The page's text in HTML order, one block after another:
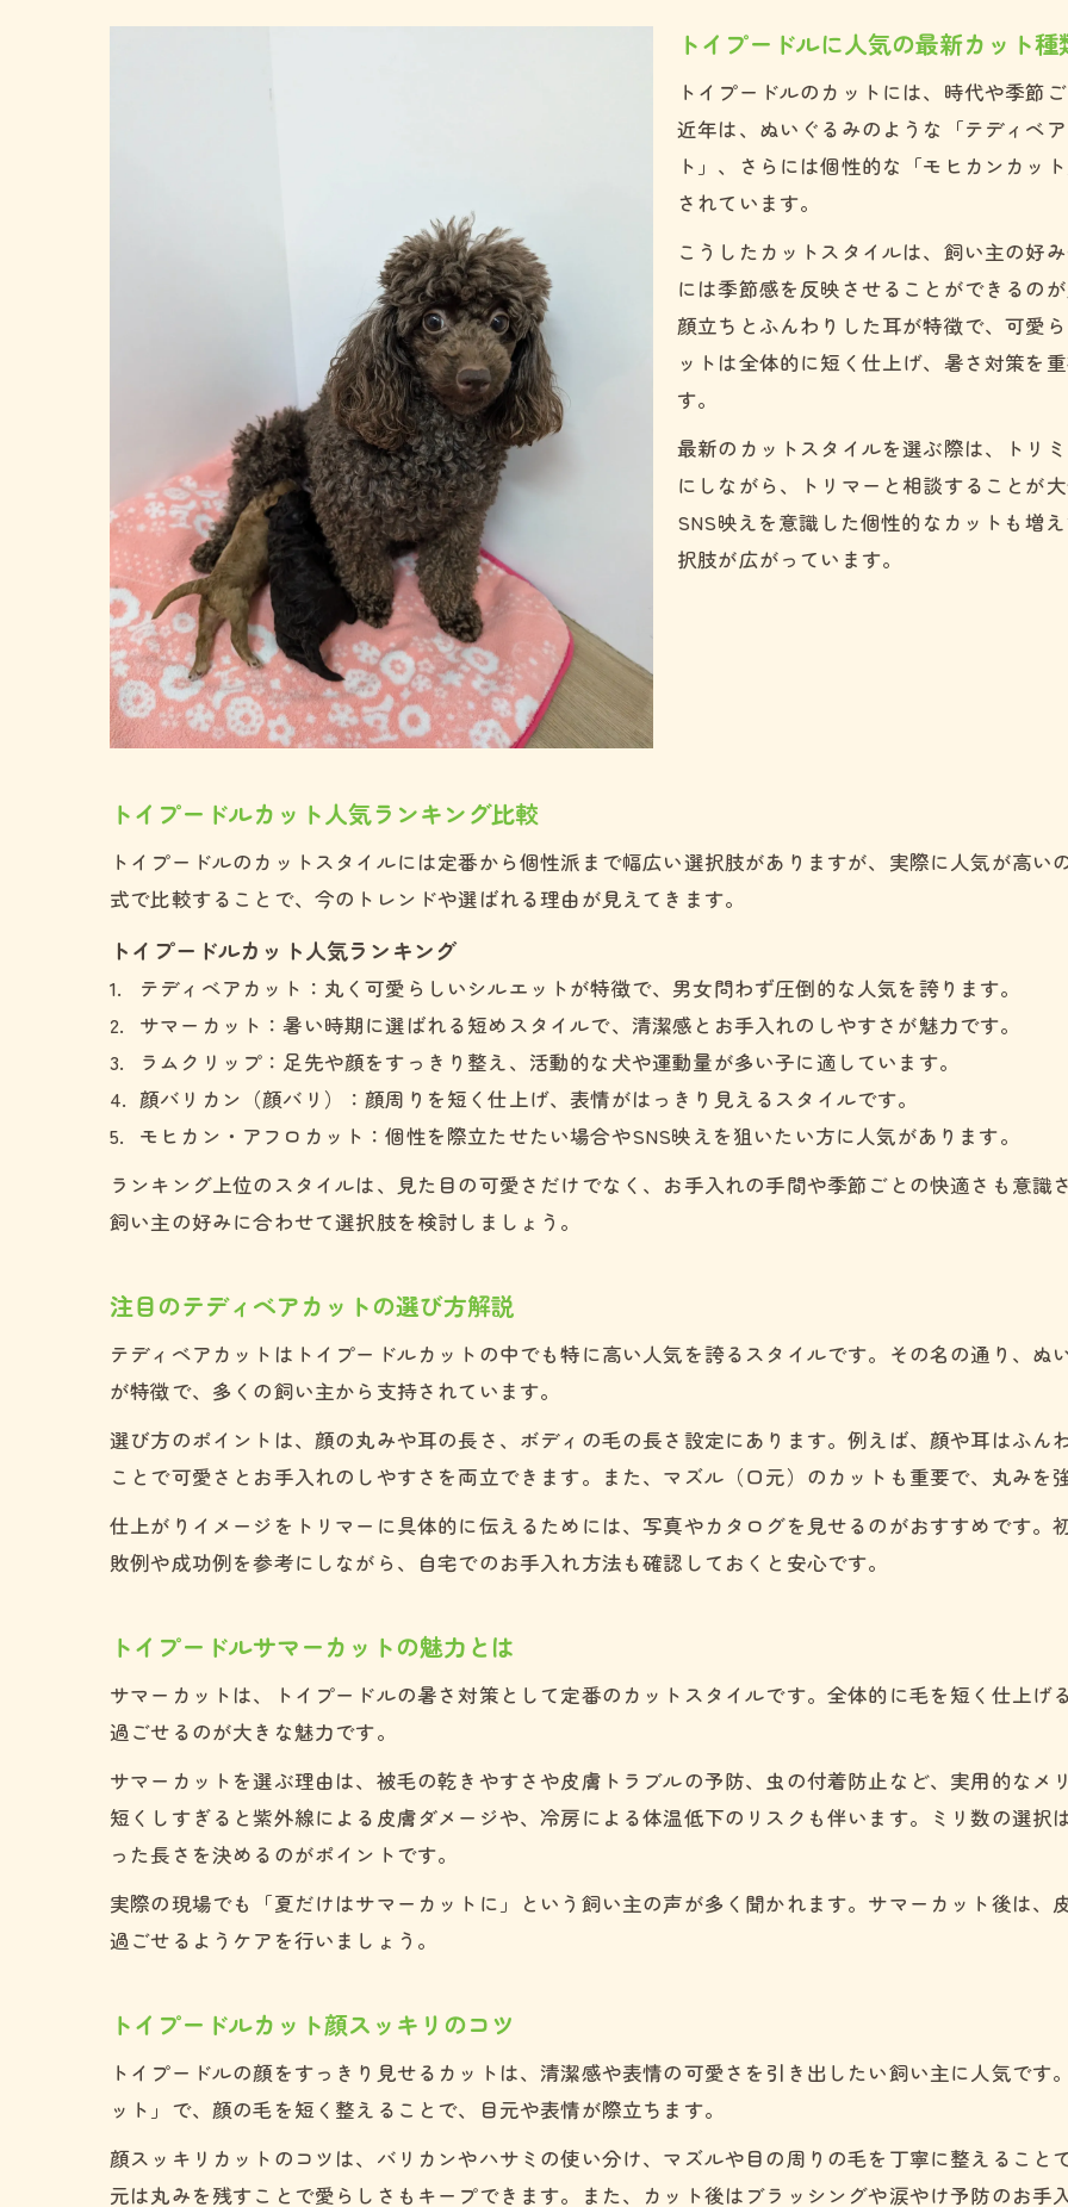
モヒカンやアフロなど個性派スタイル集
SNS映えするトイプードルカット紹介
トイプードルの顔カット種類で選ぶ楽しみ
顔スッキリも秋冬向きも楽しめる方法
秋冬におすすめのトイプードルカット
トイプードルカット秋冬で差をつける
顔カット種類ごとのお手入れ法解説
トイプードル耳カット種類の選び方
話題のサマーカットで夏を快適に過ごす
トイプードルサマーカットの種類と特徴
トイプードルのカットは何ミリが最適か
サマーカットで快適なトイプードル生活
テディベアやアフロなど種類別カット大解剖
テディベアカットの種類と特徴まとめ
トイプードル耳カット種類の違いとは
マズルカット種類で印象を変える方法
トイプードルカット種類で個性を表現
愛犬に似合うカットの見極め方ポイント
人気カットのオーダー時の伝え方実例
トイプードルカット種類とお手入れ方法
カット種類で変わるトイプードルの印象
トイプードルに人気の最新カット種
トイプードルのカットには、時代や季節
近年は、ぬいぐるみのような「テディベ
ト」、さらには個性的な「モヒカンカッ
されています。
こうしたカットスタイルは、飼い主の好
には季節感を反映させることができるの
顔立ちとふんわりした耳が特徴で、可愛
ットは全体的に短く仕上げ、暑さ対策を
す。
最新のカットスタイルを選ぶ際は、トリ
にしながら、トリマーと相談することが
SNS映えを意識した個性的なカットも増
択肢が広がっています。
トイプードルカット人気ランキング比較
トイプードルのカットスタイルには定番から個性派まで幅広い選択肢がありますが、実際に人気が高
式で比較することで、今のトレンドや選ばれる理由が見えてきます。
トイプードルカット人気ランキング
テディベアカット：丸く可愛らしいシルエットが特徴で、男女問わず圧倒的な人気を誇ります。
サマーカット：暑い時期に選ばれる短めスタイルで、清潔感とお手入れのしやすさが魅力です。
ラムクリップ：足先や顔をすっきり整え、活動的な犬や運動量が多い子に適しています。
顔バリカン（顔バリ）：顔周りを短く仕上げ、表情がはっきり見えるスタイルです。
モヒカン・アフロカット：個性を際立たせたい場合やSNS映えを狙いたい方に人気があります。
ランキング上位のスタイルは、見た目の可愛さだけでなく、お手入れの手間や季節ごとの快適さも意
飼い主の好みに合わせて選択肢を検討しましょう。
注目のテディベアカットの選び方解説
テディベアカットはトイプードルカットの中でも特に高い人気を誇るスタイルです。その名の通り、
が特徴で、多くの飼い主から支持されています。
選び方のポイントは、顔の丸みや耳の長さ、ボディの毛の長さ設定にあります。例えば、顔や耳はふ
ことで可愛さとお手入れのしやすさを両立できます。また、マズル（口元）のカットも重要で、丸み
仕上がりイメージをトリマーに具体的に伝えるためには、写真やカタログを見せるのがおすすめです
敗例や成功例を参考にしながら、自宅でのお手入れ方法も確認しておくと安心です。
トイプードルサマーカットの魅力とは
サマーカットは、トイプードルの暑さ対策として定番のカットスタイルです。全体的に毛を短く仕上
過ごせるのが大きな魅力です。
サマーカットを選ぶ理由は、被毛の乾きやすさや皮膚トラブルの予防、虫の付着防止など、実用的な
短くしすぎると紫外線による皮膚ダメージや、冷房による体温低下のリスクも伴います。ミリ数の選
った長さを決めるのがポイントです。
実際の現場でも「夏だけはサマーカットに」という飼い主の声が多く聞かれます。サマーカット後は
過ごせるようケアを行いましょう。
トイプードルカット顔スッキリのコツ
トイプードルの顔をすっきり見せるカットは、清潔感や表情の可愛さを引き出したい飼い主に人気で
ット」で、顔の毛を短く整えることで、目元や表情が際立ちます。
顔スッキリカットのコツは、バリカンやハサミの使い分け、マズルや目の周りの毛を丁寧に整えるこ
元は丸みを残すことで愛らしさもキープできます。また、カット後はブラッシングや涙やけ予防のお手